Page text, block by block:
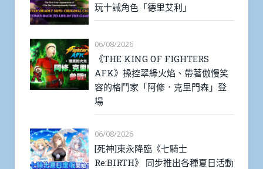
玩十誡角色「德里艾利」
06/08/2026
《THE KING OF FIGHTERS
AFK》操控翠綠火焰、帶著傲慢笑
容的格鬥家「阿修．克里門森」登
場
06/08/2026
[死神]東永降臨《七騎士
Re:BIRTH》 同步推出各種夏日活動